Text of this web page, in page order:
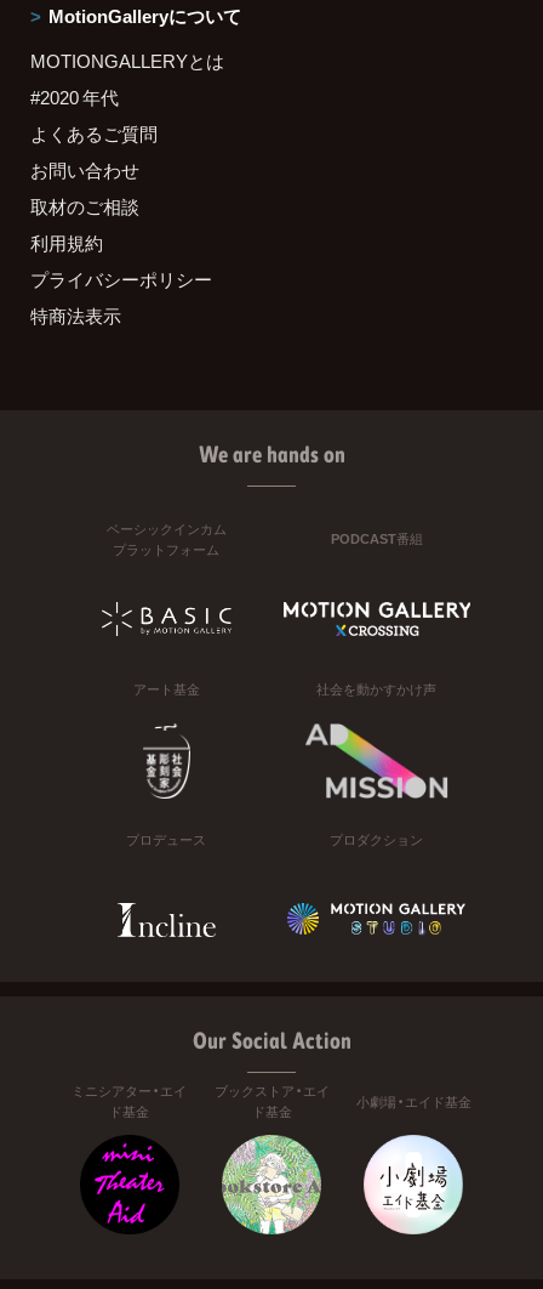
MotionGalleryについて
MOTIONGALLERYとは
#2020 年代
よくあるご質問
お問い合わせ
取材のご相談
利用規約
プライバシーポリシー
特商法表示
We are hands on
ベーシックインカム
プラットフォーム
PODCAST番組
アート基金 社会を動かすかけ声
プロデュース プロダクション
Our Social Action
ミニシアター・エイ
ド基金
ブックストア・エイ
ド基金
小劇場・エイド基金